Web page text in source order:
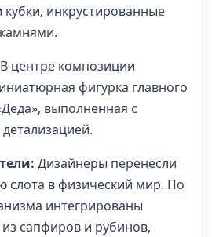
кубки, инкрустированные
В центре композиции
фигурка главного
выполненная с
Дизайнеры перенесли
слота в физический мир. По
интегрированы
сапфиров и рубинов,